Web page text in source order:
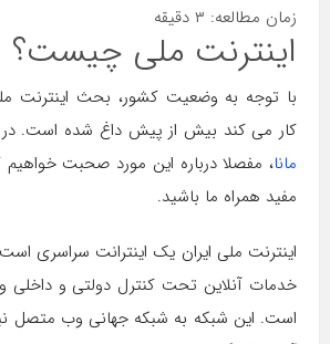
زمان مطالعه: ۳ دقیقه
اینترنت ملی چیست؟
با توجه به وضعیت کشور، بحث
کار می کند بیش از پیش داغ شده است.
مانا، مفصلا درباره این مورد صحبت خواهیم
مفید همراه ما باشید.
اینترنت ملی ایران یک اینترانت سراسری
خدمات آنلاین تحت کنترل دولتی و داخلی
است. این شبکه به شبکه جهانی وب متصل